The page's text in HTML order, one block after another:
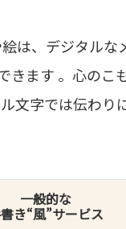
は、デジタルな
ます 。心のこ
文字では伝わり
一般的な
き“風”サービス